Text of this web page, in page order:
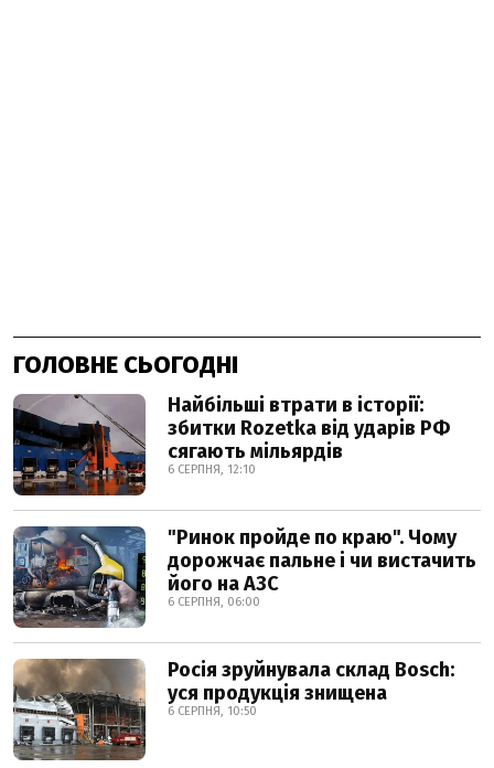
ГОЛОВНЕ СЬОГОДНІ
Найбільші втрати в історії:
збитки Rozetka від ударів РФ
сягають мільярдів
6 СЕРПНЯ, 12:10
"Ринок пройде по краю". Чому
дорожчає пальне і чи вистачить
його на АЗС
6 СЕРПНЯ, 06:00
Росія зруйнувала склад Bosch:
уся продукція знищена
6 СЕРПНЯ, 10:50